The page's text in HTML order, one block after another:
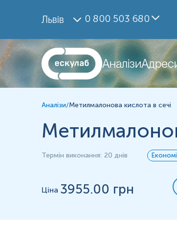
Львів 0 800 503 680
Аналізи
Метилмалонова кислота в сечі (LCMS-MS)
Матеріал
Аналізи/Метилмалонова кислота в сечі
Термін виконання: 20 днів
Ціна 3955.00 грн